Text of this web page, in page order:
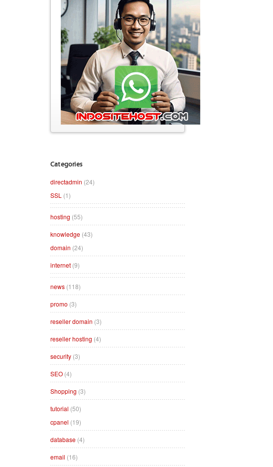
Categories
directadmin (24)
SSL (1)
hosting (55)
knowledge (43)
domain (24)
internet (9)
news (118)
promo (3)
reseller domain (3)
reseller hosting (4)
security (3)
SEO (4)
Shopping (3)
tutorial (50)
cpanel (19)
database (4)
email (16)